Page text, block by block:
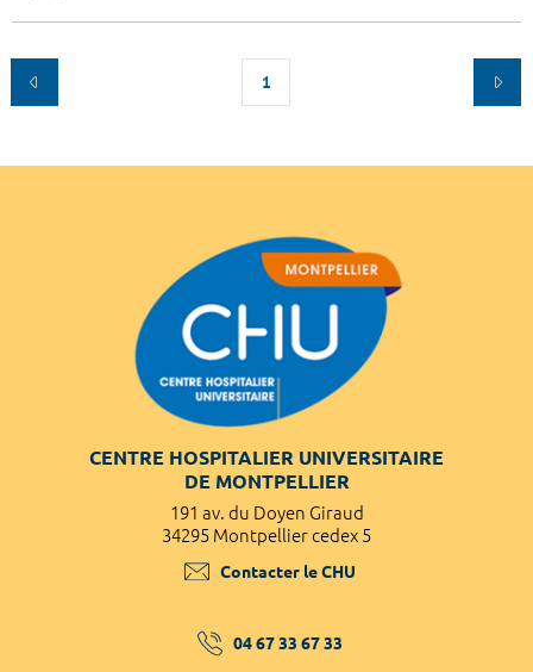
1
CENTRE HOSPITALIER UNIVERSITAIRE
DE MONTPELLIER
191 av. du Doyen Giraud
34295 Montpellier cedex 5
Contacter le CHU
04 67 33 67 33